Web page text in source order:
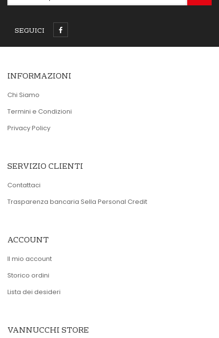
SEGUICI
INFORMAZIONI
Chi Siamo
Termini e Condizioni
Privacy Policy
SERVIZIO CLIENTI
Contattaci
Trasparenza bancaria Sella Personal Credit
ACCOUNT
Il mio account
Storico ordini
Lista dei desideri
VANNUCCHI STORE